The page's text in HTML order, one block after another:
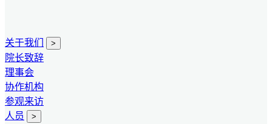
关于我们 >
院长致辞
理事会
协作机构
参观来访
人员
>